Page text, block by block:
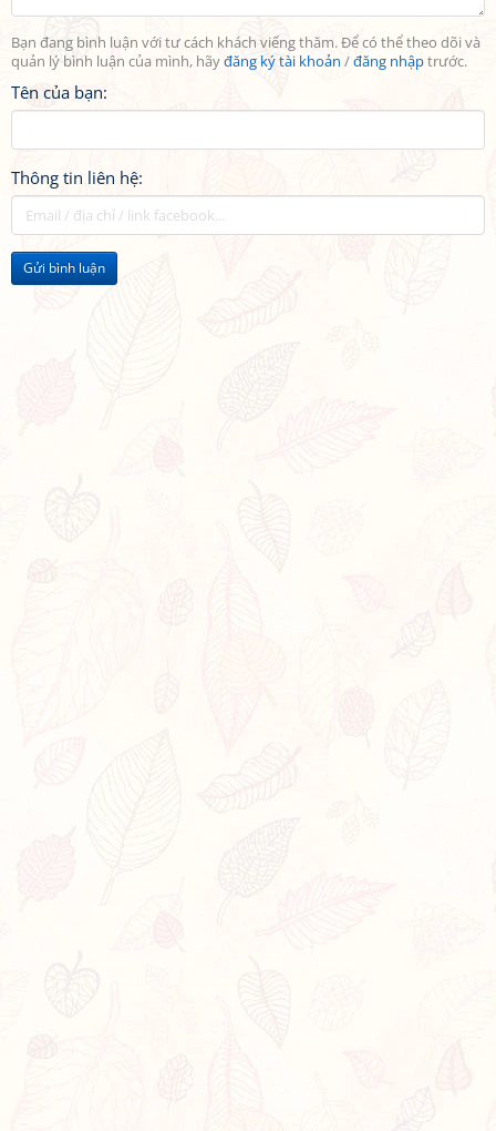
Bạn đang bình luận với tư cách khách viếng thăm. Để có thể theo dõi và
quản lý bình luận của mình, hãyđăng ký tài khoản /đăng nhậptrước.
Tên của bạn:
Thông tin liên hệ:
Gửi bình luận